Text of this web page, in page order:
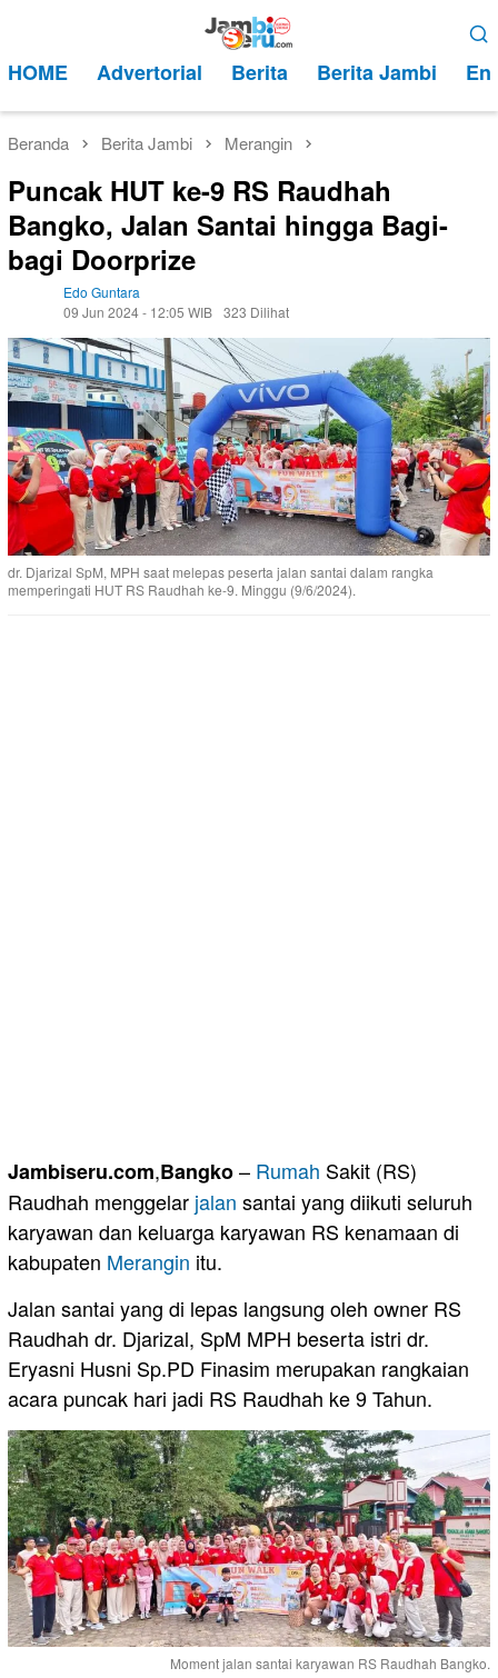
kontenMobile
HOME Advertorial Berita Berita Jambi
Beranda Berita Jambi Merangin
Puncak HUT ke-9 RS Raudhah
Bangko, Jalan Santai hingga Bagi-
bagi Doorprize
Edo Guntara
09 Jun 2024 - 12:05 WIB 323 Dilihat
dr. Djarizal SpM, MPH saat melepas peserta jalan santai dalam rangka
memperingati HUT RS Raudhah ke-9. Minggu (9/6/2024).
Jambiseru.com,Bangko– Rumah Sakit (RS)
Raudhah menggelar jalan santai yang diikuti seluruh
karyawan dan keluarga karyawan RS kenamaan di
kabupaten Merangin itu.
Jalan santai yang di lepas langsung oleh owner RS
Raudhah dr. Djarizal, SpM MPH beserta istri dr.
Eryasni Husni Sp.PD Finasim merupakan rangkaian
acara puncak hari jadi RS Raudhah ke 9 Tahun.
Moment jalan santai karyawan RS Raudhah Bangko.